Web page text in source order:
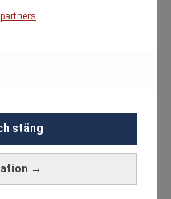
→
stäng